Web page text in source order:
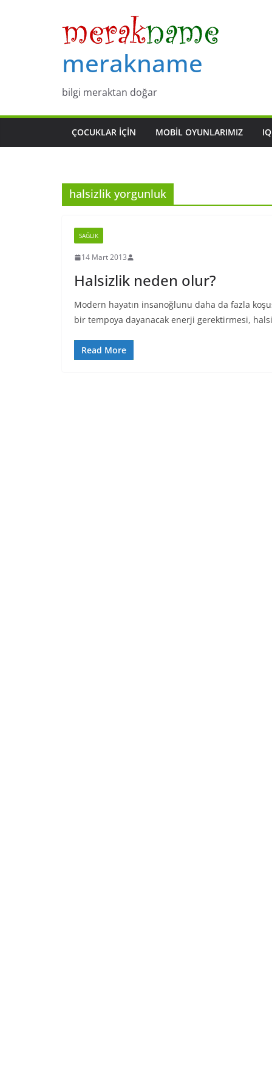
merakname
bilgi meraktan doğar
ÇOCUKLAR IÇIN MOBIL OYUNLARIMIZ
halsizlik yorgunluk
SAĞLIK
14 Mart 2013
Halsizlik neden olur?
Modern hayatın insanoğlunu daha da fazla
bir tempoya dayanacak enerji gerektirmesi,
Read More